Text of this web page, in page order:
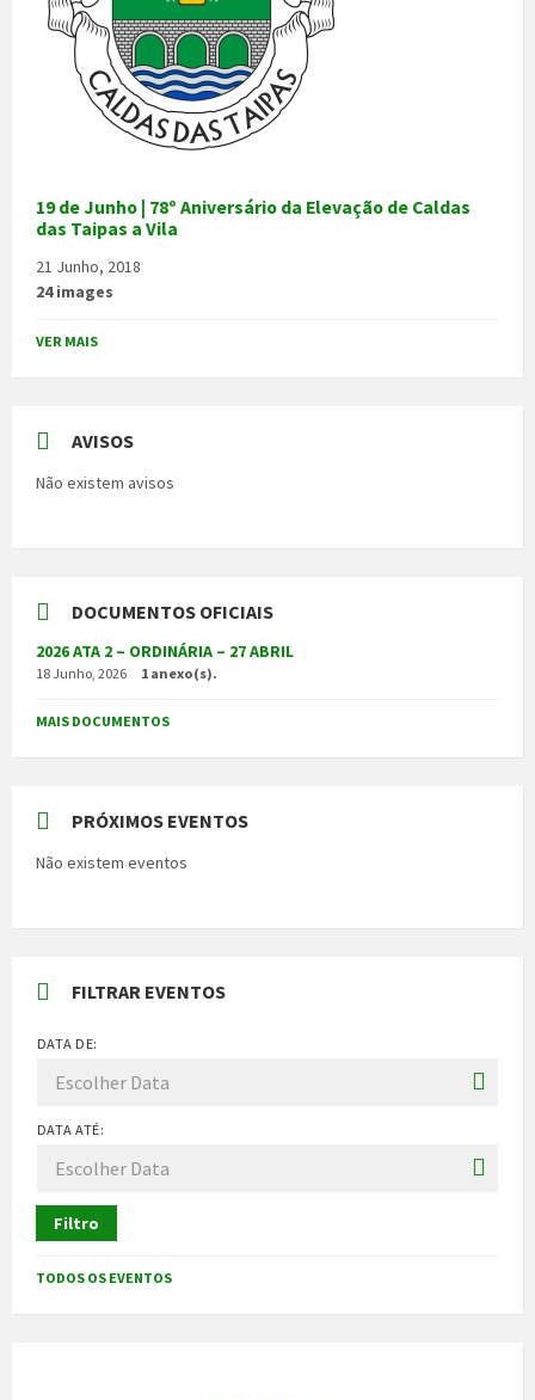
19 de Junho | 78º Aniversário da Elevação de Caldas
das Taipas a Vila
21 Junho, 2018
24 images
VER MAIS
AVISOS
Não existem avisos
DOCUMENTOS OFICIAIS
2026 ATA 2 – ORDINÁRIA – 27 ABRIL
18 Junho, 2026 1 anexo(s).
MAIS DOCUMENTOS
PRÓXIMOS EVENTOS
Não existem eventos
FILTRAR EVENTOS
DATA DE:
DATA ATÉ:
Filtro
TODOS OS EVENTOS